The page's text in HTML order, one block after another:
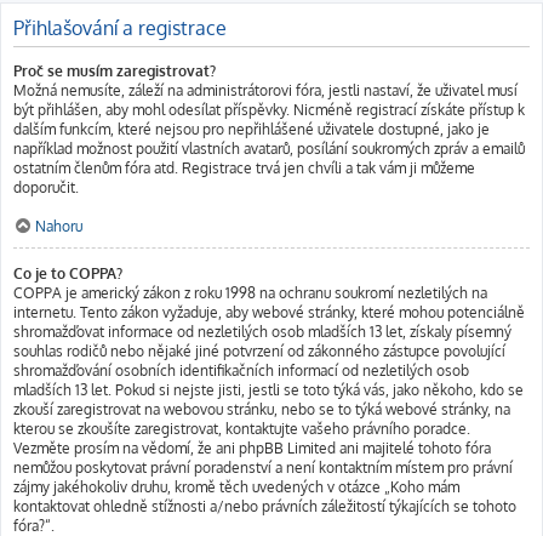
Přihlašování a registrace
Proč se musím zaregistrovat?
Možná nemusíte, záleží na administrátorovi fóra, jestli nastaví, že uživatel musí
být přihlášen, aby mohl odesílat příspěvky. Nicméně registrací získáte přístup k
dalším funkcím, které nejsou pro nepřihlášené uživatele dostupné, jako je
například možnost použití vlastních avatarů, posílání soukromých zpráv a emailů
ostatním členům fóra atd. Registrace trvá jen chvíli a tak vám ji můžeme
doporučit.
Nahoru
Co je to COPPA?
COPPA je americký zákon z roku 1998 na ochranu soukromí nezletilých na
internetu. Tento zákon vyžaduje, aby webové stránky, které mohou potenciálně
shromažďovat informace od nezletilých osob mladších 13 let, získaly písemný
souhlas rodičů nebo nějaké jiné potvrzení od zákonného zástupce povolující
shromažďování osobních identifikačních informací od nezletilých osob
mladších 13 let. Pokud si nejste jisti, jestli se toto týká vás, jako někoho, kdo se
zkouší zaregistrovat na webovou stránku, nebo se to týká webové stránky, na
kterou se zkoušíte zaregistrovat, kontaktujte vašeho právního poradce.
Vezměte prosím na vědomí, že ani phpBB Limited ani majitelé tohoto fóra
nemůžou poskytovat právní poradenství a není kontaktním místem pro právní
zájmy jakéhokoliv druhu, kromě těch uvedených v otázce „Koho mám
kontaktovat ohledně stížnosti a/nebo právních záležitostí týkajících se tohoto
fóra?“.